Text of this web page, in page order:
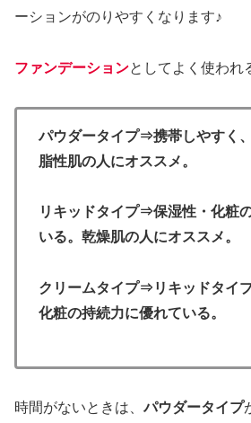
ーションがのりやすくなります♪
ファンデーションとしてよく使われ
パウダータイプ⇒携帯しやすく
脂性肌の人にオススメ。
リキッドタイプ⇒保湿性・化粧
いる。乾燥肌の人にオススメ。
クリームタイプ⇒リキッドタイ
化粧の持続力に優れている。
時間がないときは、パウダータイプ